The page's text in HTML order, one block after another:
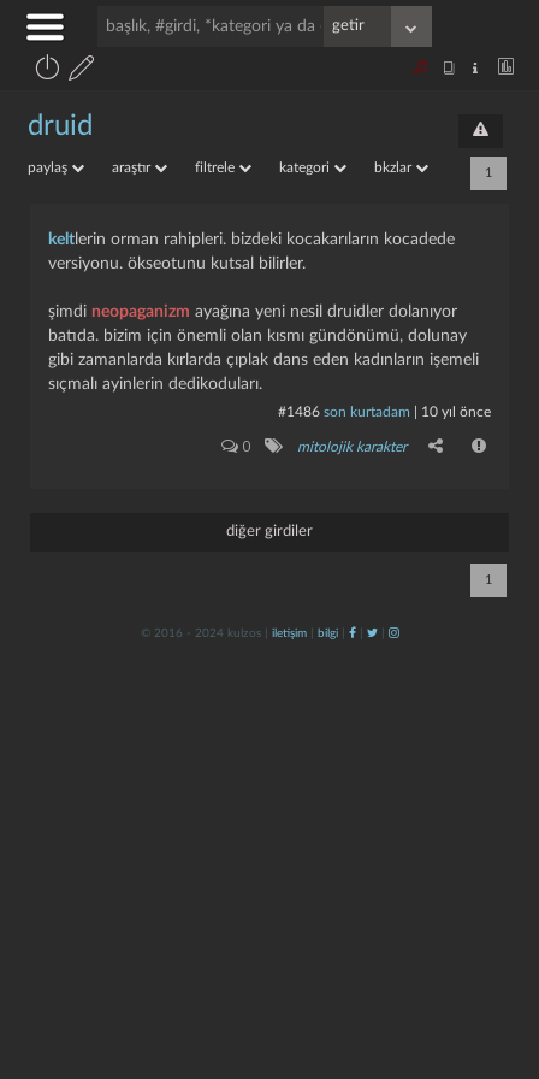
druid
paylaş araştır filtrele kategori bkzlar 1
kelt lerin orman rahipleri. bizdeki kocakarıların kocadede
versiyonu. ökseotunu kutsal bilirler.
şimdi neopaganizm ayağına yeni nesil druidler dolanıyor
batıda. bizim için önemli olan kısmı gündönümü, dolunay
gibi zamanlarda kırlarda çıplak dans eden kadınların işemeli
sıçmalı ayinlerin dedikoduları.
#1486 son kurtadam 10 yıl önce
0 mitolojik karakter
diğer girdiler
1
© 2016 - 2024 kulzos | iletişim| bilgi| | |